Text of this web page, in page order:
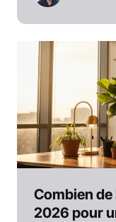
Combien de
2026 pour